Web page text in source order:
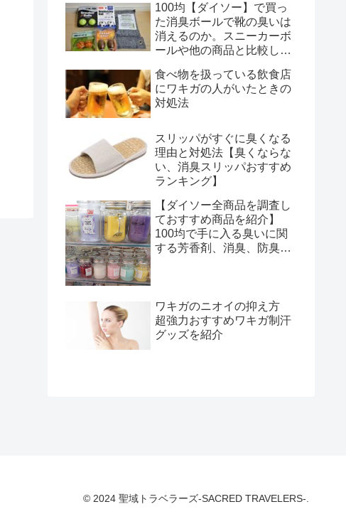
100均【ダイソー】で買っ
た消臭ボールで靴の臭いは
消えるのか。スニーカーボ
ールや他の商品と比較して
グ付)
食べ物を扱っている飲食店
にワキガの人がいたときの
対処法
スリッパがすぐに臭くなる
理由と対処法【臭くならな
い、消臭スリッパおすすめ
ランキング】
【ダイソー全商品を調査し
ておすすめ商品を紹介】
100均で手に入る臭いに関
する芳香剤、消臭、防臭グ
ワキガのニオイの抑え方
超強力おすすめワキガ制汗
グッズを紹介
© 2024 聖域トラベラーズ-SACRED TRAVELERS-.